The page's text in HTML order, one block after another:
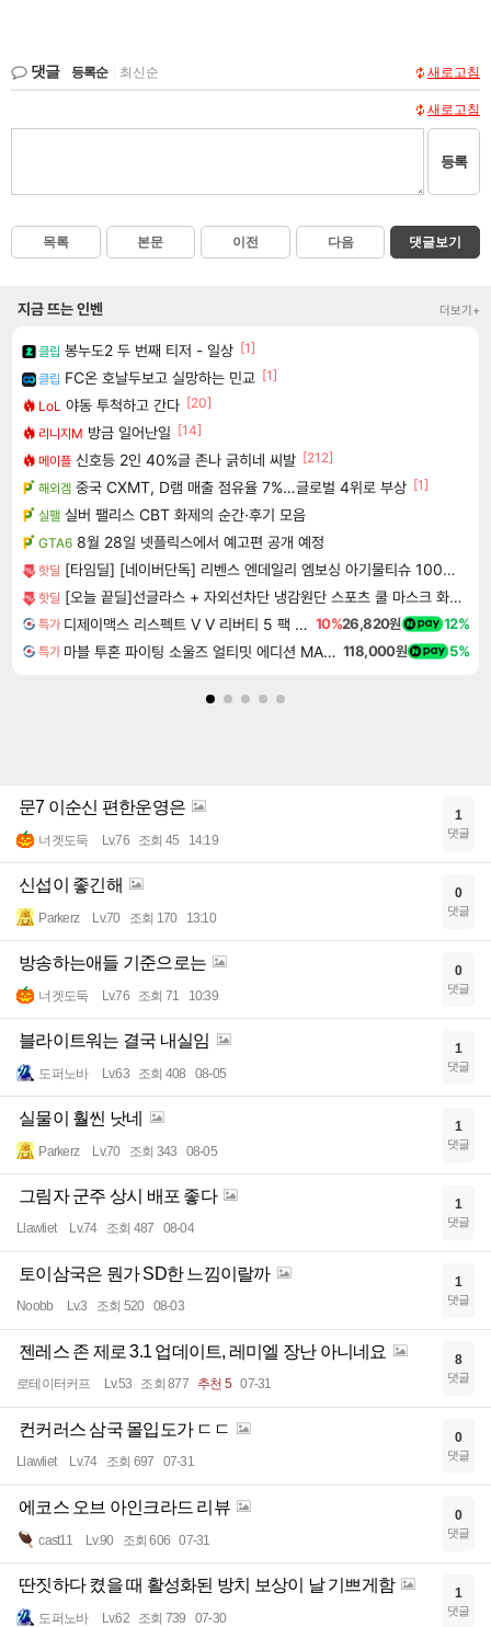
댓글 등록순 최신순 새로고침
새로고침
등록
목록 본문 이전 다음 댓글보기
지금 뜨는 인벤 더보기+
클립 봉누도2 두 번째 티저 - 일상 [1]
클립 FC온 호날두보고 실망하는 민교 [1]
LoL 야동 투척하고 간다 [20]
리니지M 방금 일어난일 [14]
메이플 신호등 2인 40%글 존나 긁히네 씨발 [212]
해외겜 중국 CXMT, D램 매출 점유율 7%…글로벌 4위로 부상 [1]
실팰 실버 팰리스 CBT 화제의 순간·후기 모음
GTA6 8월 28일 넷플릭스에서 예고편 공개 예정
핫딜 [타임딜] [네이버단독] 리벤스 엔데일리 엠보싱 아기물티슈 100매, 10개
핫딜 [오늘 끝딜]선글라스 + 자외선차단 냉감원단 스포츠 쿨 마스크 화이트 1매입
특가 디제이맥스 리스펙트 V V 리버티 5 팩 DJMAX RESPECT V V Liberty 5 Pack DLC 10%26,820원 12%
특가 마블 투혼 파이팅 소울즈 얼티밋 에디션 MARVEL Tokon Fighting Souls Ultimate Edition 118,000원 5%
문7 이순신 편한운영은
너겟도둑 Lv.76 조회 45 14:19
1
댓글
신섭이 좋긴해
Parkerz Lv.70 조회 170 13:10
0
댓글
방송하는애들 기준으로는
너겟도둑 Lv.76 조회 71 10:39
0
댓글
블라이트워는 결국 내실임
도퍼노바 Lv.63 조회 408 08-05
1
댓글
실물이 훨씬 낫네
Parkerz Lv.70 조회 343 08-05
1
댓글
그림자 군주 상시 배포 좋다
Llawliet Lv.74 조회 487 08-04
1
댓글
토이삼국은 뭔가 SD한 느낌이랄까
Noobb Lv.3 조회 520 08-03
1
댓글
젠레스 존 제로 3.1 업데이트, 레미엘 장난 아니네요
로테이터커프 Lv.53 조회 877 추천 5 07-31
8
댓글
컨커러스 삼국 몰입도가 ㄷㄷ
Llawliet Lv.74 조회 697 07-31
0
댓글
에코스 오브 아인크라드 리뷰
cast11 Lv.90 조회 606 07-31
0
댓글
딴짓하다 켰을 때 활성화된 방치 보상이 날 기쁘게함
도퍼노바 Lv.62 조회 739 07-30
1
댓글